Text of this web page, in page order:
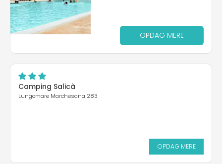
OPDAG MERE
Camping Salicà
Lungomare Marchesana 283
OPDAG MERE